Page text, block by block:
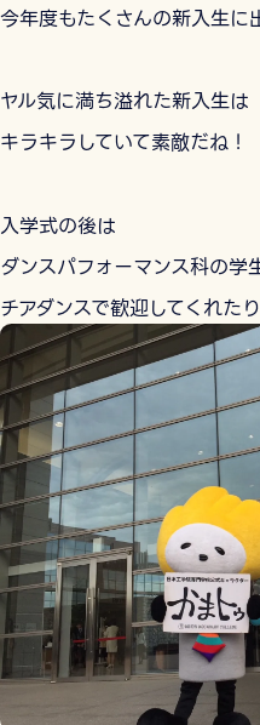
今年度もたくさんの新入生に
ヤル気に満ち溢れた新入生は
キラキラしていて素敵だね！
入学式の後は
ダンスパフォーマンス科の学
チアダンスで歓迎してくれた